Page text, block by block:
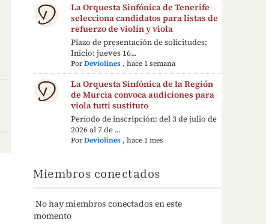
La Orquesta Sinfónica de Tenerife
selecciona candidatos para listas de
refuerzo de violín y viola
Plazo de presentación de solicitudes:
Inicio: jueves 16...
PorDeviolines ,hace 1 semana
La Orquesta Sinfónica de la Región
de Murcia convoca audiciones para
viola tutti sustituto
Período de inscripción: del 3 de julio de
2026 al 7 de ...
PorDeviolines ,hace 1 mes
Miembros conectados
No hay miembros conectados en este
momento